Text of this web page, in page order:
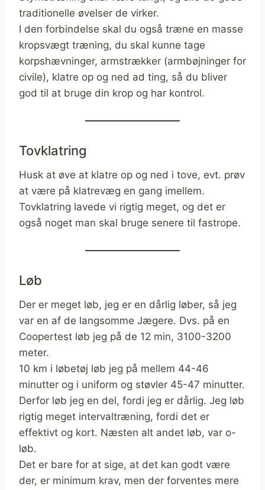
traditionelle øvelser de virker.
I den forbindelse skal du også træne en masse
kropsvægt træning, du skal kunne tage
korpshævninger, armstrækker (armbøjninger for
civile), klatre op og ned ad ting, så du bliver
god til at bruge din krop og har kontrol.
Tovklatring
Husk at øve at klatre op og ned i tove, evt. prøv
at være på klatrevæg en gang imellem.
Tovklatring lavede vi rigtig meget, og det er
også noget man skal bruge senere til fastrope.
Løb
Der er meget løb, jeg er en dårlig løber, så jeg
var en af de langsomme Jægere. Dvs. på en
Coopertest løb jeg på de 12 min, 3100-3200
meter.
10 km i løbetøj løb jeg på mellem 44-46
minutter og i uniform og støvler 45-47 minutter.
Derfor løb jeg en del, fordi jeg er dårlig. Jeg løb
rigtig meget intervaltræning, fordi det er
effektivt og kort. Næsten alt andet løb, var o-
løb.
Det er bare for at sige, at det kan godt være
der, er minimum krav, men der forventes mere